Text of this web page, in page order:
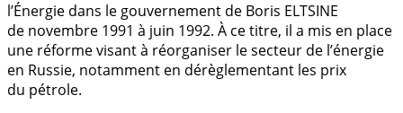
l’Énergie dans le gouvernement de Boris ELTSINE
de novembre 1991 à juin 1992. À ce titre, il a mis en place
une réforme visant à réorganiser le secteur de l’énergie
en Russie, notamment en dérèglementant les prix
du pétrole.